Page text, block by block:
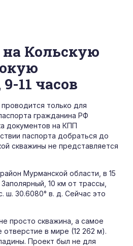
Кольскую
11 часов
проводится только для
гражданина РФ
документов на КПП
паспорта добраться до
скважины не представляется
Мурманской области, в 15
10 км от трассы,
ш. 30.6080° в. д. Сейчас это
просто скважина, а самое
отверстие в мире (12 262 м).
Проект был не для